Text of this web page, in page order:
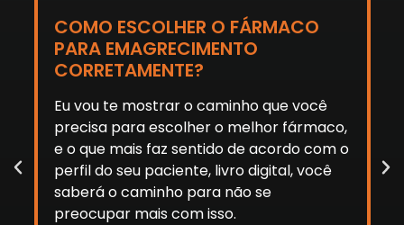
COMO ESCOLHER O FÁRMACO
PARA EMAGRECIMENTO
CORRETAMENTE?
Eu vou te mostrar o caminho que você
precisa para escolher o melhor fármaco,
e o que mais faz sentido de acordo com o
perfil do seu paciente, livro digital, você
saberá o caminho para não se
preocupar mais com isso.